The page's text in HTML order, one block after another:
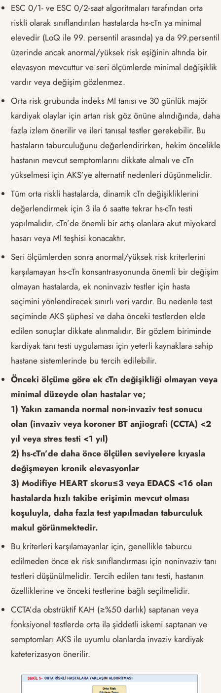
ESC 0/1- ve ESC 0/2-saat algoritmaları tarafından orta
riskli olarak sınıflandırılan hastalarda hs-cTn ya minimal
elevedir (LoQ ile 99. persentil arasında) ya da 99.persentil
üzerinde ancak anormal/yüksek risk eşiğinin altında bir
elevasyon mevcuttur ve seri ölçümlerde minimal değişiklik
vardır veya değişim gözlenmez.
Orta risk grubunda indeks MI tanısı ve 30 günlük majör
kardiyak olaylar için artan risk göz önüne alındığında, daha
fazla izlem önerilir ve ileri tanısal testler gerekebilir. Bu
hastaların taburculuğunu değerlendirirken, hekim öncelikle
hastanın mevcut semptomlarını dikkate almalı ve cTn
yükselmesi için AKS’ye alternatif nedenleri düşünmelidir.
Tüm orta riskli hastalarda, dinamik cTn değişikliklerini
değerlendirmek için 3 ila 6 saatte tekrar hs-cTn testi
yapılmalıdır. cTn’de önemli bir artış olanlara akut miyokard
hasarı veya MI teşhisi konacaktır.
Seri ölçümlerden sonra anormal/yüksek risk kriterlerini
karşılamayan hs-cTn konsantrasyonunda önemli bir değişim
olmayan hastalarda, ek noninvaziv testler için hasta
seçimini yönlendirecek sınırlı veri vardır. Bu nedenle test
seçiminde AKS şüphesi ve daha önceki testlerden elde
edilen sonuçlar dikkate alınmalıdır. Bir gözlem biriminde
kardiyak tanı testi uygulaması için yeterli kaynaklara sahip
hastane sistemlerinde bu tercih edilebilir.
Önceki ölçüme göre ek cTn değişikliği olmayan veya
minimal düzeyde olan hastalar ve;
1) Yakın zamanda normal non-invaziv test sonucu
olan (invaziv veya koroner BT anjiografi (CCTA) <2
yıl veya stres testi <1 yıl)
2) hs-cTn’de daha önce ölçülen seviyelere kıyasla
değişmeyen kronik elevasyonlar
3) Modifiye HEART skoru≤3 veya EDACS <16 olan
hastalarda hızlı takibe erişimin mevcut olması
koşuluyla, daha fazla test yapılmadan taburculuk
makul görünmektedir.
Bu kriterleri karşılamayanlar için, genellikle taburcu
edilmeden önce ek risk sınıflandırması için noninvaziv tanı
testleri düşünülmelidir. Tercih edilen tanı testi, hastanın
özelliklerine ve önceki testlerine bağlı seçilmelidir.
CCTA’da obstrüktif KAH (≥%50 darlık) saptanan veya
fonksiyonel testlerde orta ila şiddetli iskemi saptanan ve
semptomları AKS ile uyumlu olanlarda invaziv kardiyak
kateterizasyon önerilir.